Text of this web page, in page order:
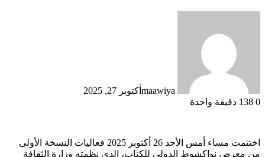
maawiya أكتوبر 27, 2025
0
دقيقة واحدة
اختتمت مساء أمس الأحد 26 أكتوبر 2025 فعاليات النسخة الأولى
من معرض نواكشوط الدولي للكتاب، الذي نظمته وزارة الثقافة